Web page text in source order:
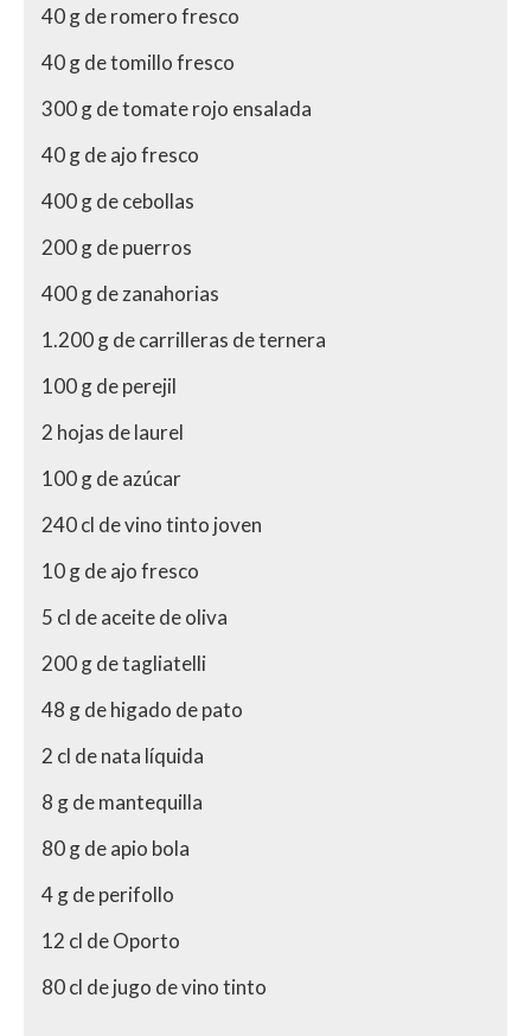
40 g de romero fresco
40 g de tomillo fresco
300 g de tomate rojo ensalada
40 g de ajo fresco
400 g de cebollas
200 g de puerros
400 g de zanahorias
1.200 g de carrilleras de ternera
100 g de perejil
2 hojas de laurel
100 g de azúcar
240 cl de vino tinto joven
10 g de ajo fresco
5 cl de aceite de oliva
200 g de tagliatelli
48 g de higado de pato
2 cl de nata líquida
8 g de mantequilla
80 g de apio bola
4 g de perifollo
12 cl de Oporto
80 cl de jugo de vino tinto